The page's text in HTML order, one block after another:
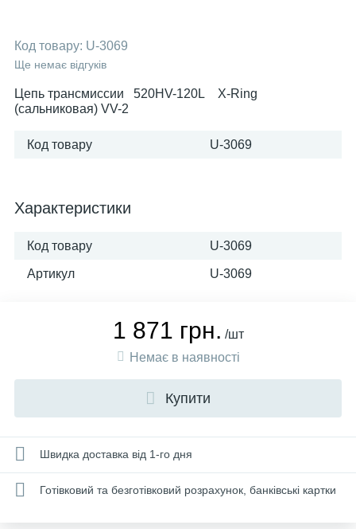
Код товару: U-3069
Ще немає відгуків
Цепь трансмиссии 520HV-120L X-Ring
(сальниковая) VV-2
Код товару U-3069
Характеристики
Код товару U-3069
Артикул U-3069
1 871 грн. /шт
Немає в наявності
Купити
Швидка доставка від 1-го дня
Готівковий та безготівковий розрахунок, банківські картки